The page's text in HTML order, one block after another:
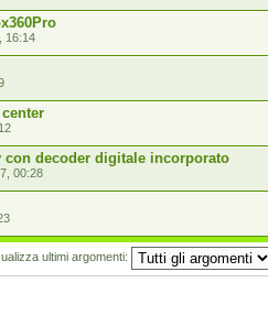
16:14
con decoder digitale incorporato
00:28
ultimi argomenti: